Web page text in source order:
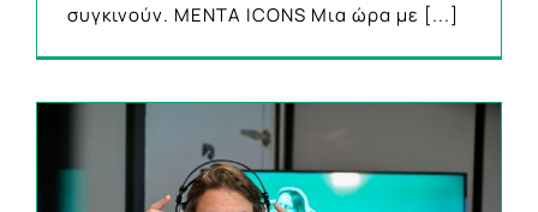
συγκινούν. MENTA ICONS Μια ώρα με [...]